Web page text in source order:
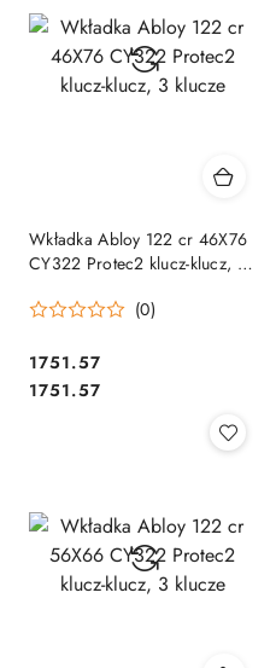
Wkładka Abloy 122 cr 46X76
CY322 Protec2 klucz-klucz, 3
(0)
Cena:
1751.57
Cena:
1751.57